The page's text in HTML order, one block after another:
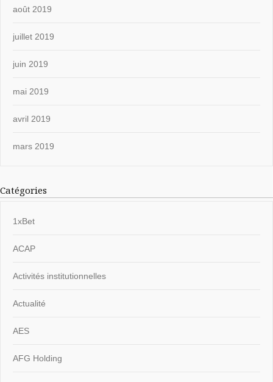
août 2019
juillet 2019
juin 2019
mai 2019
avril 2019
mars 2019
Catégories
1xBet
ACAP
Activités institutionnelles
Actualité
AES
AFG Holding